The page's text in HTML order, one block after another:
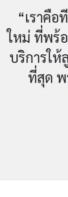
“เราคื
ใหม่ ที่พร้
บริการใ
ที่สุด พ